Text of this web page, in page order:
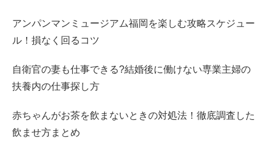
アンパンマンミュージアム福岡を楽しむ攻略スケジュー
ル！損なく回るコツ
自衛官の妻も仕事できる?結婚後に働けない専業主婦の
扶養内の仕事探し方
赤ちゃんがお茶を飲まないときの対処法！徹底調査した
飲ませ方まとめ